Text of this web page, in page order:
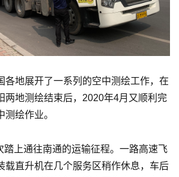
各地展开了一系列的空中测绘工作，在
两地测绘结束后，2020年4月又顺利完
绘作业。
踏上通往南通的运输征程。一路高速飞
载直升机在几个服务区稍作休息，车后